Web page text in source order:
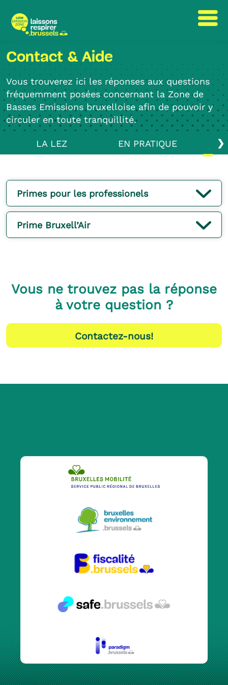
au
contenu
à
la
navigation
Contact & Aide
Vous trouverez ici les réponses aux questions
fréquemment posées concernant la Zone de
Basses Emissions bruxelloise afin de pouvoir y
circuler en toute tranquillité.
❯
LA LEZ EN PRATIQUE
Primes pour les professionels
Prime Bruxell’Air
Vous ne trouvez pas la réponse
à votre question ?
Contactez-nous!